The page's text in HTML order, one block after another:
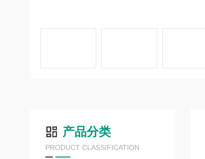
产品分类
PRODUCT CLASSIFICATION